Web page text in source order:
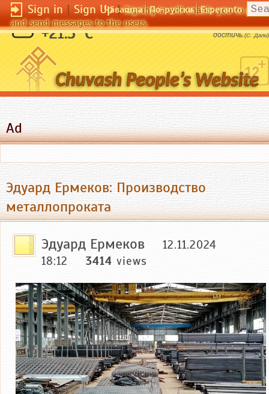
Sign in|Sign Up|Signing in will enable you to post
and send messages to the users.
Чӑвашла По-русски Esperanto
+21.5 °C
Не бойтесь совершенства. Вам его не
достичь.(C. Дали)
Ad
Эдуард Ермеков: Производство
металлопроката
Эдуард Ермеков
12.11.2024
18:12
3414 views